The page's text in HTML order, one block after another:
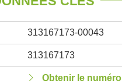
313167173-00043
313167173
Obtenir le numéro